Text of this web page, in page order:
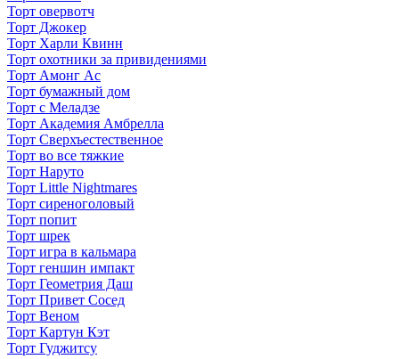
Торт овервотч
Торт Джокер
Торт Харли Квинн
Торт охотники за привидениями
Торт Амонг Ас
Торт бумажный дом
Торт с Меладзе
Торт Академия Амбрелла
Торт Сверхъестественное
Торт во все тяжкие
Торт Наруто
Торт Little Nightmares
Торт сиреноголовый
Торт попит
Торт шрек
Торт игра в кальмара
Торт геншин импакт
Торт Геометрия Даш
Торт Привет Сосед
Торт Веном
Торт Картун Кэт
Торт Гуджитсу